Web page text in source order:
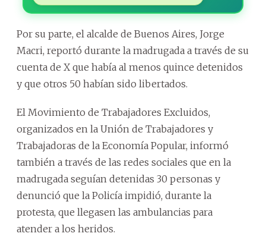
Por su parte, el alcalde de Buenos Aires, Jorge
Macri, reportó durante la madrugada a través de su
cuenta de X que había al menos quince detenidos
y que otros 50 habían sido libertados.
El Movimiento de Trabajadores Excluidos,
organizados en la Unión de Trabajadores y
Trabajadoras de la Economía Popular, informó
también a través de las redes sociales que en la
madrugada seguían detenidas 30 personas y
denunció que la Policía impidió, durante la
protesta, que llegasen las ambulancias para
atender a los heridos.